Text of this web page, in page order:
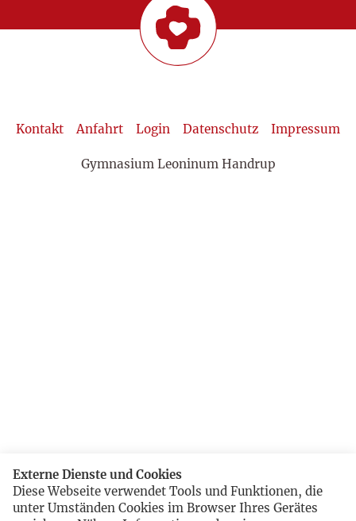
Kontakt Anfahrt Login Datenschutz Impressum
Gymnasium Leoninum Handrup
Externe Dienste und Cookies
Diese Webseite verwendet Tools und Funktionen, die
unter Umständen Cookies im Browser Ihres Gerätes